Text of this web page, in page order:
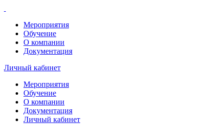
Мероприятия
Обучение
О компании
Документация
Личный кабинет
Мероприятия
Обучение
О компании
Документация
Личный кабинет